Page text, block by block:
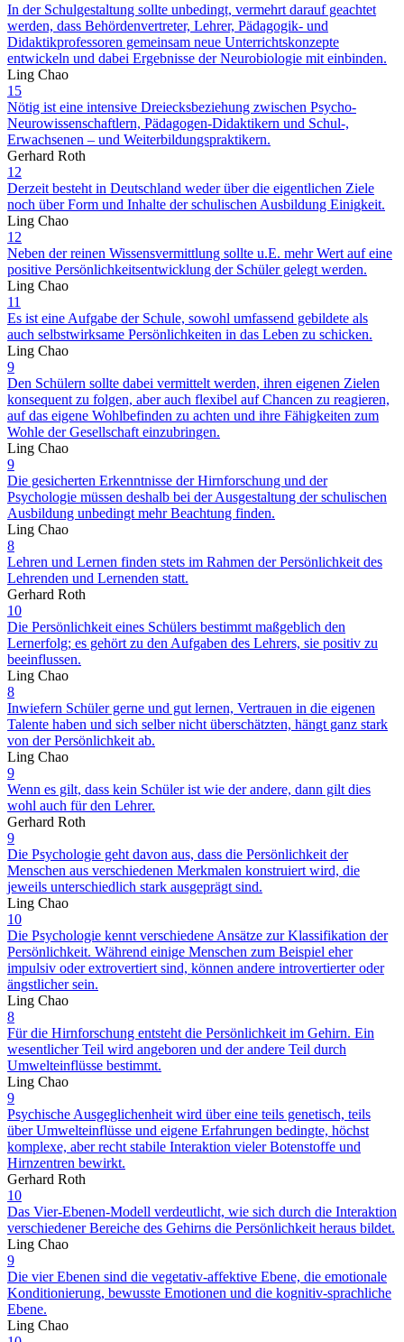
In der Schulgestaltung sollte unbedingt, vermehrt darauf geachtet
werden, dass Behördenvertreter, Lehrer, Pädagogik- und
Didaktikprofessoren gemeinsam neue Unterrichtskonzepte
entwickeln und dabei Ergebnisse der Neurobiologie mit einbinden.
Ling Chao
15
Nötig ist eine intensive Dreiecksbeziehung zwischen Psycho-
Neurowissenschaftlern, Pädagogen-Didaktikern und Schul-,
Erwachsenen – und Weiterbildungspraktikern.
Gerhard Roth
12
Derzeit besteht in Deutschland weder über die eigentlichen Ziele
noch über Form und Inhalte der schulischen Ausbildung Einigkeit.
Ling Chao
12
Neben der reinen Wissensvermittlung sollte u.E. mehr Wert auf eine
positive Persönlichkeitsentwicklung der Schüler gelegt werden.
Ling Chao
11
Es ist eine Aufgabe der Schule, sowohl umfassend gebildete als
auch selbstwirksame Persönlichkeiten in das Leben zu schicken.
Ling Chao
9
Den Schülern sollte dabei vermittelt werden, ihren eigenen Zielen
konsequent zu folgen, aber auch flexibel auf Chancen zu reagieren,
auf das eigene Wohlbefinden zu achten und ihre Fähigkeiten zum
Wohle der Gesellschaft einzubringen.
Ling Chao
9
Die gesicherten Erkenntnisse der Hirnforschung und der
Psychologie müssen deshalb bei der Ausgestaltung der schulischen
Ausbildung unbedingt mehr Beachtung finden.
Ling Chao
8
Lehren und Lernen finden stets im Rahmen der Persönlichkeit des
Lehrenden und Lernenden statt.
Gerhard Roth
10
Die Persönlichkeit eines Schülers bestimmt maßgeblich den
Lernerfolg; es gehört zu den Aufgaben des Lehrers, sie positiv zu
beeinflussen.
Ling Chao
8
Inwiefern Schüler gerne und gut lernen, Vertrauen in die eigenen
Talente haben und sich selber nicht überschätzten, hängt ganz stark
von der Persönlichkeit ab.
Ling Chao
9
Wenn es gilt, dass kein Schüler ist wie der andere, dann gilt dies
wohl auch für den Lehrer.
Gerhard Roth
9
Die Psychologie geht davon aus, dass die Persönlichkeit der
Menschen aus verschiedenen Merkmalen konstruiert wird, die
jeweils unterschiedlich stark ausgeprägt sind.
Ling Chao
10
Die Psychologie kennt verschiedene Ansätze zur Klassifikation der
Persönlichkeit. Während einige Menschen zum Beispiel eher
impulsiv oder extrovertiert sind, können andere introvertierter oder
ängstlicher sein.
Ling Chao
8
Für die Hirnforschung entsteht die Persönlichkeit im Gehirn. Ein
wesentlicher Teil wird angeboren und der andere Teil durch
Umwelteinflüsse bestimmt.
Ling Chao
9
Psychische Ausgeglichenheit wird über eine teils genetisch, teils
über Umwelteinflüsse und eigene Erfahrungen bedingte, höchst
komplexe, aber recht stabile Interaktion vieler Botenstoffe und
Hirnzentren bewirkt.
Gerhard Roth
10
Das Vier-Ebenen-Modell verdeutlicht, wie sich durch die Interaktion
verschiedener Bereiche des Gehirns die Persönlichkeit heraus bildet.
Ling Chao
9
Die vier Ebenen sind die vegetativ-affektive Ebene, die emotionale
Konditionierung, bewusste Emotionen und die kognitiv-sprachliche
Ebene.
Ling Chao